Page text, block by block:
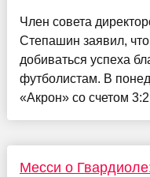
Член совета
Степашин заявил,
добиваться успеха
футболистам. В
«Акрон» со счетом
Месси о